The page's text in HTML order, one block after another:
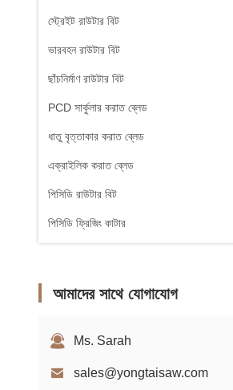
স্ট্রেইট রাউটার বিট
ভারবহন রাউটার বিট
ছাঁচনির্মাণ রাউটার বিট
PCD সার্কুলার করাত ব্লেড
ধাতু বৃত্তাকার করাত ব্লেড
এক্রাইলিক করাত ব্লেড
পিসিডি রাউটার বিট
পিসিডি ফ্রিজিং কাটার
আমাদের সাথে যোগাযোগ
Ms. Sarah
sales@yongtaisaw.com